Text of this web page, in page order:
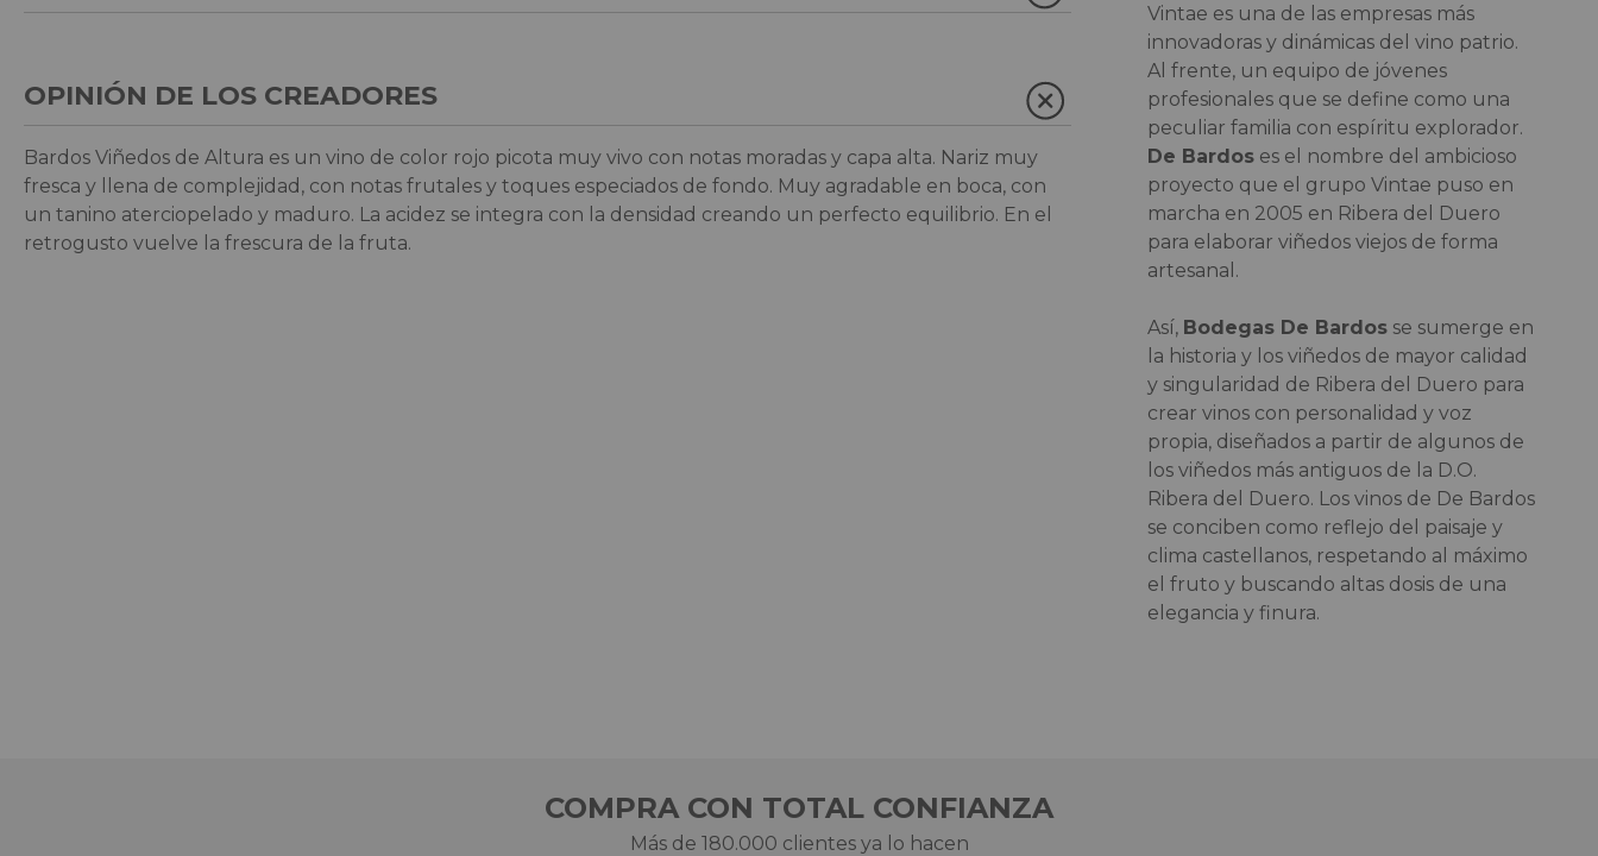
OPINIÓN DE LOS CREADORES
Bardos Viñedos de Altura es un vino de color rojo picota muy vivo con notas moradas y capa alta. Nariz muy
fresca y llena de complejidad, con notas frutales y toques especiados de fondo. Muy agradable en boca, con
un tanino aterciopelado y maduro. La acidez se integra con la densidad creando un perfecto equilibrio. En el
retrogusto vuelve la frescura de la fruta.
Vintae es una de las empresas más
innovadoras y dinámicas del vino patrio.
Al frente, un equipo de jóvenes
profesionales que se define como una
peculiar familia con espíritu explorador.
De Bardoses el nombre del ambicioso
proyecto que el grupo Vintae puso en
marcha en 2005 en Ribera del Duero
para elaborar viñedos viejos de forma
artesanal.
Así, Bodegas De Bardosse sumerge en
la historia y los viñedos de mayor calidad
y singularidad de Ribera del Duero para
crear vinos con personalidad y voz
propia, diseñados a partir de algunos de
los viñedos más antiguos de la D.O.
Ribera del Duero. Los vinos de De Bardos
se conciben como reflejo del paisaje y
clima castellanos, respetando al máximo
el fruto y buscando altas dosis de una
elegancia y finura.
COMPRA CON TOTAL CONFIANZA
Más de 180.000 clientes ya lo hacen